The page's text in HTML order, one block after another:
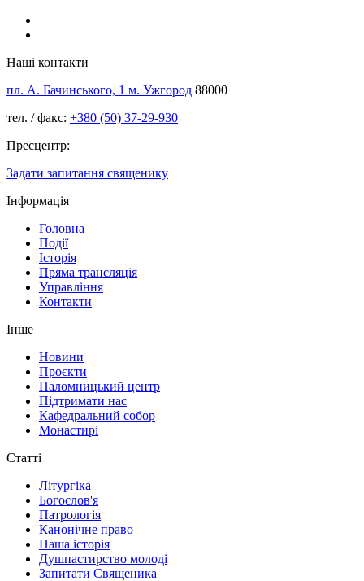
Наші контакти
пл. А. Бачинського, 1 м. Ужгород 88000
тел. / факс: +380 (50) 37-29-930
Пресцентр:
Задати запитання священику
Інформація
Головна
Події
Історія
Пряма трансляція
Управління
Контакти
Інше
Новини
Проєкти
Паломницький центр
Підтримати нас
Кафедральний собор
Монастирі
Статті
Літургіка
Богослов'я
Патрологія
Канонічне право
Наша історія
Душпастирство молоді
Запитати Священика